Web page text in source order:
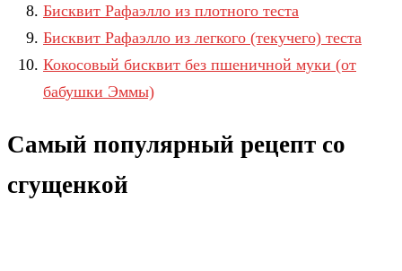
Бисквит Рафаэлло из плотного теста
Бисквит Рафаэлло из легкого (текучего) теста
Кокосовый бисквит без пшеничной муки (от
бабушки Эммы)
Самый популярный рецепт со
сгущенкой